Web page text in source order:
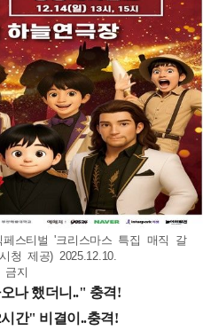
페스티벌 '크리스마스 특집 매직 갈
청 제공) 2025.12.10.
금지